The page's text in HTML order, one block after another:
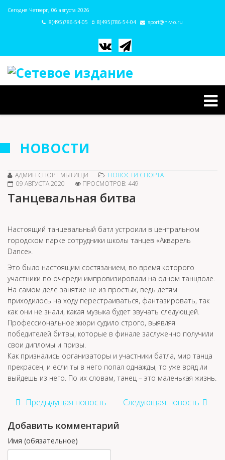
Сегодня Четверг, 06 августа 2026
8(495)786-54-05
8(495)786-54-04 sport@n-v-o.ru
НОВОСТИ
АДМИН СПОРТ МЫТИЩИ
НОВОСТИ СПОРТА
09 АВГУСТА 2020
ПРОСМОТРОВ: 449
Танцевальная битва
Настоящий танцевальный батл устроили в центральном
городском парке сотрудники школы танцев «Акварель
Dance».
Это было настоящим состязанием, во время которого
участники по очереди импровизировали на одном танцполе.
На самом деле занятие не из простых, ведь детям
приходилось на ходу перестраиваться, фантазировать, так
как они не знали, какая музыка будет звучать следующей.
Профессиональное жюри судило строго, выявляя
победителей битвы, которые в финале заслуженно получили
свои дипломы и призы.
Как признались организаторы и участники батла, мир танца
прекрасен, и если ты в него попал однажды, то уже вряд ли
выйдешь из него. По их словам, танец – это маленькая жизнь.
Предыдущая новость Следующая новость
Добавить комментарий
Имя (обязательное)